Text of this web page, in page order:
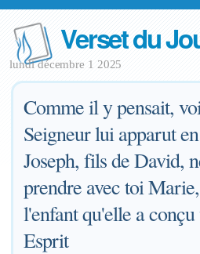
Verset du
lundi décembre 1 2025
Comme il y pensait,
Seigneur lui apparut
Joseph, fils de David,
prendre avec toi
l'enfant qu'elle a
Esprit